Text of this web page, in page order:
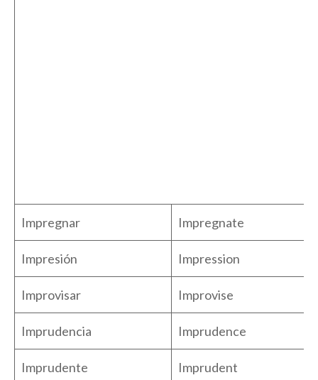
Impregnar Impregnate
Impresión Impression
Improvisar Improvise
Imprudencia Imprudence
Imprudente Imprudent